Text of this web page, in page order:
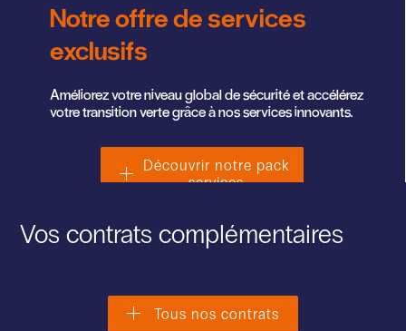
Notre offre de services
exclusifs
Améliorez votre niveau global de sécurité et accélérez
votre transition verte grâce à nos services innovants.
Découvrir notre pack
services
Vos contrats complémentaires
Tous nos contrats